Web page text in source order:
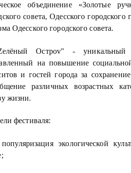
объединение «Золотые
совета, Одесского
Одесского городского совета.
Остроv" - уникальный
на повышение
и гостей города за
различных возрастных
жизни.
фестиваля:
экологической